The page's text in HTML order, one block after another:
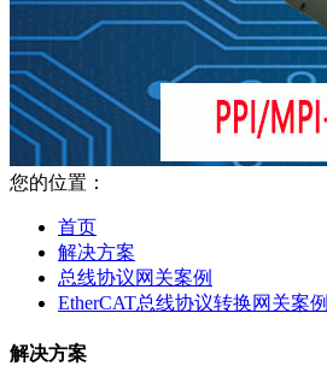
您的位置：
首页
解决方案
总线协议网关案例
EtherCAT总线协议转换网关案例
解决方案